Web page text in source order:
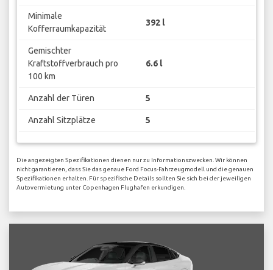
Minimale
Kofferraumkapazität
392 l
Gemischter
Kraftstoffverbrauch pro
100 km
6.6 l
Anzahl der Türen 5
Anzahl Sitzplätze 5
Die angezeigten Spezifikationen dienen nur zu Informationszwecken. Wir können
nicht garantieren, dass Sie das genaue Ford Focus-Fahrzeugmodell und die genauen
Spezifikationen erhalten. Für spezifische Details sollten Sie sich bei der jeweiligen
Autovermietung unter Copenhagen Flughafen erkundigen.